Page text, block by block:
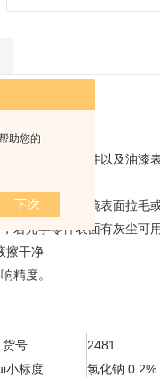
助您的
潮后生霉。
学零件、金属件以及油
防止把折射棱镜表面拉毛
若光学零件表面有灰尘可
擦干净
精度。
货号
2481
小标度
氯化钠 0.2%